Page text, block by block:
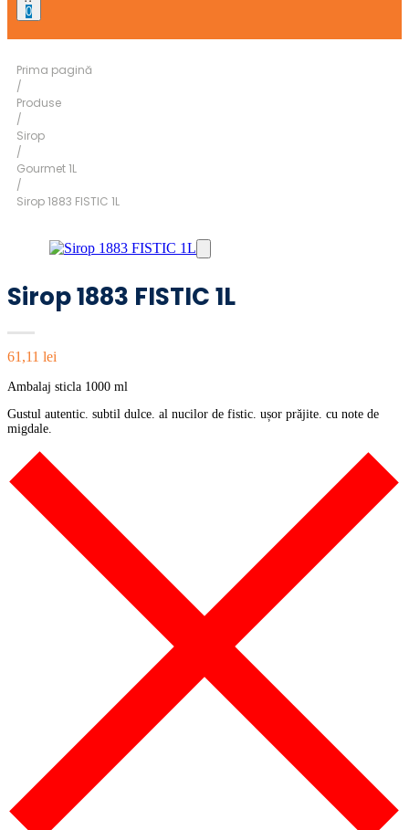
0
Prima pagină
/
Produse
/
Sirop
/
Gourmet 1L
/
Sirop 1883 FISTIC 1L
Sirop 1883 FISTIC 1L
61,11 lei
Ambalaj sticla 1000 ml
Gustul autentic. subtil dulce. al nucilor de fistic. ușor prăjite. cu note de
migdale.